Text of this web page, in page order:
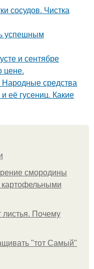
сосудов. Чистка
успешным
и сентябре
цене.
Народные средства
её гусениц. Какие
смородины
листья. Почему
"тот Самый"